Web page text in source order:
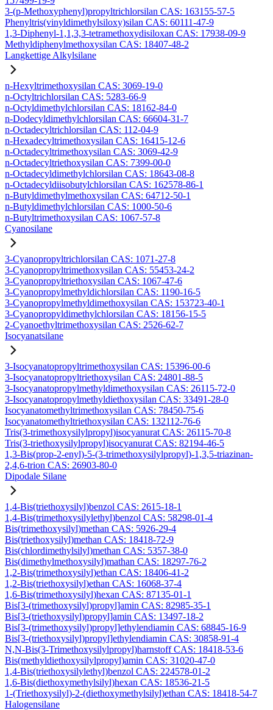
3-(p-Methoxyphenyl)propyltrichlorsilan CAS: 163155-57-5
Phenyltris(vinyldimethylsiloxy)silan CAS: 60111-47-9
1,3-Diphenyl-1,1,3,3-tetramethoxydisiloxan CAS: 17938-09-9
Methyldiphenylmethoxysilan CAS: 18407-48-2
Langkettige Alkylsilane
n-Hexyltrimethoxysilan CAS: 3069-19-0
n-Octyltrichlorsilan CAS: 5283-66-9
n-Octyldimethylchlorsilan CAS: 18162-84-0
n-Dodecyldimethylchlorsilan CAS: 66604-31-7
n-Octadecyltrichlorsilan CAS: 112-04-9
n-Hexadecyltrimethoxysilan CAS: 16415-12-6
n-Octadecyltrimethoxysilan CAS: 3069-42-9
n-Octadecyltriethoxysilan CAS: 7399-00-0
n-Octadecyldimethylchlorsilan CAS: 18643-08-8
n-Octadecyldiisobutylchlorsilan CAS: 162578-86-1
n-Butyldimethylmethoxysilan CAS: 64712-50-1
n-Butyldimethylchlorsilan CAS: 1000-50-6
n-Butyltrimethoxysilan CAS: 1067-57-8
Cyanosilane
3-Cyanopropyltrichlorsilan CAS: 1071-27-8
3-Cyanopropyltrimethoxysilan CAS: 55453-24-2
3-Cyanopropyltriethoxysilan CAS: 1067-47-6
3-Cyanopropylmethyldichlorsilan CAS: 1190-16-5
3-Cyanopropylmethyldimethoxysilan CAS: 153723-40-1
3-Cyanopropyldimethylchlorsilan CAS: 18156-15-5
2-Cyanoethyltrimethoxysilan CAS: 2526-62-7
Isocyanatsilane
3-Isocyanatopropyltrimethoxysilan CAS: 15396-00-6
3-Isocyanatopropyltriethoxysilan CAS: 24801-88-5
3-Isocyanatopropylmethyldimethoxysilan CAS: 26115-72-0
3-Isocyanatopropylmethyldiethoxysilan CAS: 33491-28-0
Isocyanatomethyltrimethoxysilan CAS: 78450-75-6
Isocyanatomethyltriethoxysilan CAS: 132112-76-6
Tris(3-trimethoxysilylpropyl)isocyanurat CAS: 26115-70-8
Tris(3-triethoxysilylpropyl)isocyanurat CAS: 82194-46-5
1,3-Bis(prop-2-enyl)-5-(3-trimethoxysilylpropyl)-1,3,5-triazinan-
2,4,6-trion CAS: 26903-80-0
Dipodale Silane
1,4-Bis(triethoxysilyl)benzol CAS: 2615-18-1
1,4-Bis(trimethoxysilylethyl)benzol CAS: 58298-01-4
Bis(trimethoxysilyl)methan CAS: 5926-29-4
Bis(triethoxysilyl)methan CAS: 18418-72-9
Bis(chlordimethylsilyl)methan CAS: 5357-38-0
Bis(dimethylmethoxysilyl)mathan CAS: 18297-76-2
1,2-Bis(trimethoxysilyl)ethan CAS: 18406-41-2
1,2-Bis(triethoxysilyl)ethan CAS: 16068-37-4
1,6-Bis(trimethoxysilyl)hexan CAS: 87135-01-1
Bis[3-(trimethoxysilyl)propyl]amin CAS: 82985-35-1
Bis[3-(triethoxysilyl)propyl]amin CAS: 13497-18-2
Bis[3-(trimethoxysilyl)propyl]ethylendiamin CAS: 68845-16-9
Bis[3-(triethoxysilyl)propyl]ethylendiamin CAS: 30858-91-4
N,N-Bis(3-Trimethoxysilylpropyl)harnstoff CAS: 18418-53-6
Bis(methyldiethoxysilylpropyl)amin CAS: 31020-47-0
1,4-Bis(triethoxysilylethyl)benzol CAS: 224578-01-2
1,6-Bis(diethoxymethylsilyl)hexan CAS: 18536-21-5
1-(Triethoxysilyl)-2-(diethoxymethylsilyl)ethan CAS: 18418-54-7
Halogensilane